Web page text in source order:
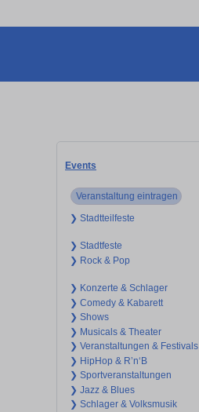
Events
Veranstaltung eintragen
❯ Stadtteilfeste
❯ Stadtfeste
❯ Rock & Pop
❯ Konzerte & Schlager
❯ Comedy & Kabarett
❯ Shows
❯ Musicals & Theater
❯ Veranstaltungen & Festivals
❯ HipHop & R’n‘B
❯ Sportveranstaltungen
❯ Jazz & Blues
❯ Schlager & Volksmusik